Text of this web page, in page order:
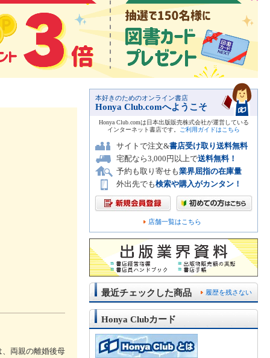
両親の離婚後母
本好きのためのオンライン書店
Honya Club.comへようこそ
Honya Club.comは日本出版販売株式会社が運営している
インターネット書店です。
ご利用ガイドはこちら
サイトで注文&書店受け取り送料無料
宅配なら3,000円以上で送料無料！
予約も取り寄せも業界屈指の在庫量
外出先でも検索や購入がカンタン！
店舗一覧はこちら
履歴を残さない
最近チェックした商品
Honya Clubカード